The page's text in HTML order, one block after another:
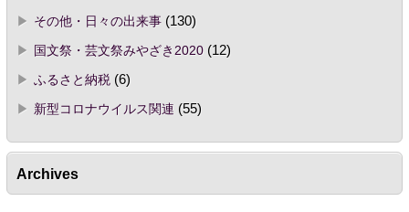
その他・日々の出来事(130)
国文祭・芸文祭みやざき2020(12)
ふるさと納税(6)
新型コロナウイルス関連 (55)
Archives